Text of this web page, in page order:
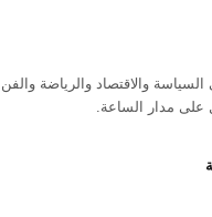
والاقتصاد والرياضة والفن
على مدار الساعة.